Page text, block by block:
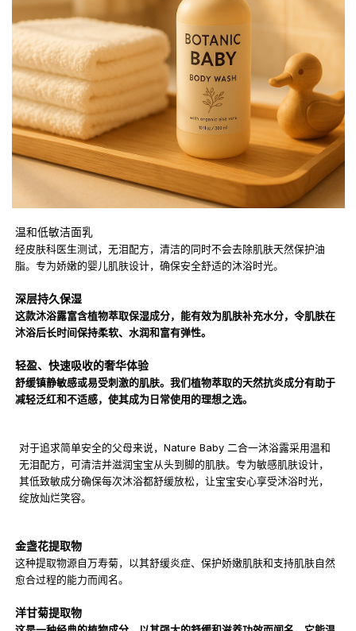
温和低敏洁面乳
经皮肤科医生测试，无泪配方，清洁的同时不会去除肌肤天然保护油
脂。专为娇嫩的婴儿肌肤设计，确保安全舒适的沐浴时光。
深层持久保湿
这款沐浴露富含植物萃取保湿成分，能有效为肌肤补充水分，令肌肤在
沐浴后长时间保持柔软、水润和富有弹性。
轻盈、快速吸收的奢华体验
舒缓镇静敏感或易受刺激的肌肤。我们植物萃取的天然抗炎成分有助于
减轻泛红和不适感，使其成为日常使用的理想之选。
对于追求简单安全的父母来说，Nature Baby 二合一沐浴露采用温和
无泪配方，可清洁并滋润宝宝从头到脚的肌肤。专为敏感肌肤设计，
其低致敏成分确保每次沐浴都舒缓放松，让宝宝安心享受沐浴时光，
绽放灿烂笑容。
金盏花提取物
这种提取物源自万寿菊，以其舒缓炎症、保护娇嫩肌肤和支持肌肤自然
愈合过程的能力而闻名。
洋甘菊提取物